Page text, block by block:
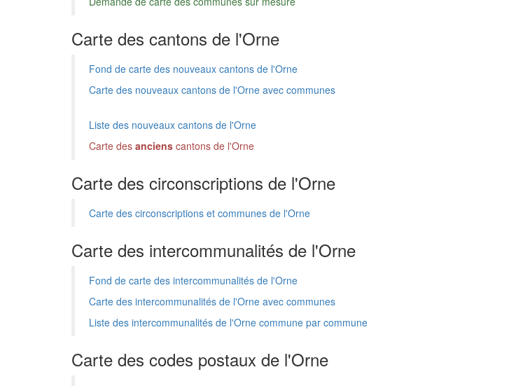
Carte des cantons de l'Orne
Fond de carte des nouveaux cantons de l'Orne
Carte des nouveaux cantons de l'Orne avec communes
Liste des nouveaux cantons de l'Orne
Carte des anciens cantons de l'Orne
Carte des circonscriptions de l'Orne
Carte des circonscriptions et communes de l'Orne
Carte des intercommunalités de l'Orne
Fond de carte des intercommunalités de l'Orne
Carte des intercommunalités de l'Orne avec communes
Liste des intercommunalités de l'Orne commune par commune
Carte des codes postaux de l'Orne